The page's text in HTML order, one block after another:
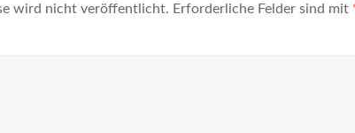
wird nicht veröffentlicht. Erforderliche Felder sind mit